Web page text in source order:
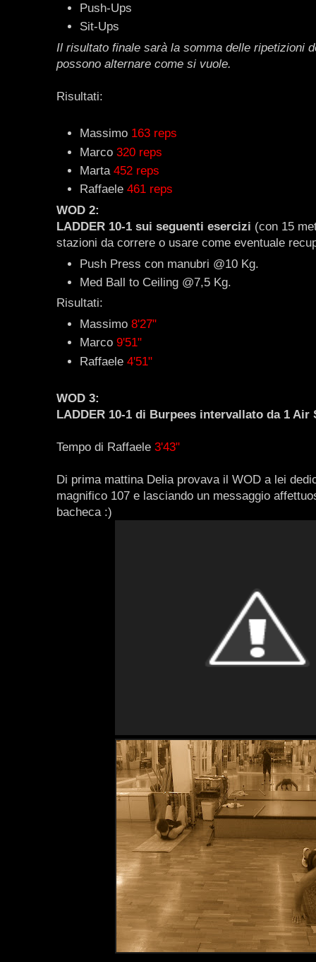
Push-Ups
Sit-Ups
Il risultato finale sarà la somma delle ripetizioni
possono alternare come si vuole.
Risultati:
Massimo 163 reps
Marco 320 reps
Marta 452 reps
Raffaele 461 reps
WOD 2:
LADDER 10-1 sui seguenti esercizi (con 15
stazioni da correre o usare come eventuale
Push Press con manubri @10 Kg.
Med Ball to Ceiling @7,5 Kg.
Risultati:
Massimo 8'27"
Marco 9'51"
Raffaele 4'51"
WOD 3:
LADDER 10-1 di Burpees intervallato da 1 Air
Tempo di Raffaele 3'43"
Di prima mattina Delia provava il WOD a lei
magnifico 107 e lasciando un messaggio
bacheca :)